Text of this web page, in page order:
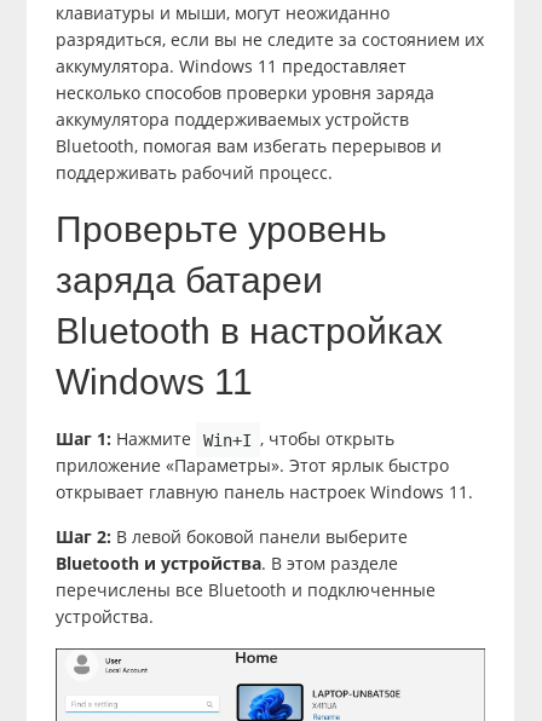
клавиатуры и мыши, могут неожиданно
разрядиться, если вы не следите за состоянием их
аккумулятора. Windows 11 предоставляет
несколько способов проверки уровня заряда
аккумулятора поддерживаемых устройств
Bluetooth, помогая вам избегать перерывов и
поддерживать рабочий процесс.
Проверьте уровень
заряда батареи
Bluetooth в настройках
Windows 11
Шаг 1: Нажмите Win+I , чтобы открыть
приложение «Параметры». Этот ярлык быстро
открывает главную панель настроек Windows 11.
Шаг 2: В левой боковой панели выберите
Bluetooth и устройства. В этом разделе
перечислены все Bluetooth и подключенные
устройства.